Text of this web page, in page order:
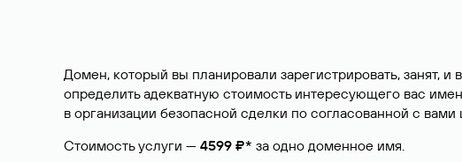
Домен, который вы планировали зарегистрировать, занят,
определить адекватную стоимость интересующего вас
в организации безопасной сделки по согласованной с
Стоимость услуги — 4599 ₽* за одно доменное имя.